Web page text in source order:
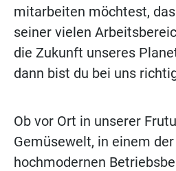
mitarbeiten möchtest,
seiner vielen
die Zukunft unseres
dann bist du bei uns
Ob vor Ort in unserer
Gemüsewelt, in einem
hochmodernen